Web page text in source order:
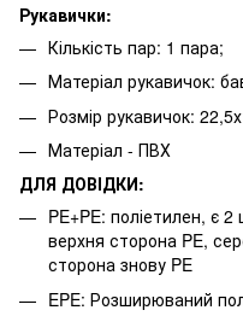
Рукавички:
Кількість пар: 1 пара;
Матеріал рукавичок:
Розмір рукавичок:
Матеріал - ПВХ
ДЛЯ ДОВІДКИ:
PE+PE: поліетилен, є
верхня сторона PE,
сторона знову PE
EPE: Розширюваний